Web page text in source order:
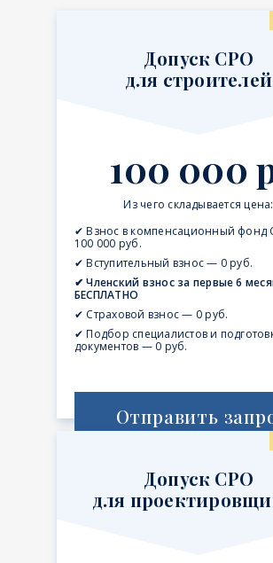
Допуск СРО
для строителей
100 000
Из чего складывается цена:
✔ Взнос в компенсационный
100 000 руб.
✔ Вступительный взнос — 0 руб.
✔ Членский взнос за первые 6
БЕСПЛАТНО
✔ Страховой взнос — 0 руб.
✔ Подбор специалистов и
документов — 0 руб.
Отправить
Допуск СРО
для